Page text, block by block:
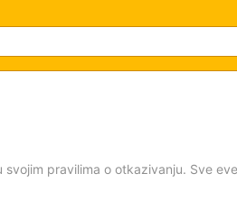
pravilima o otkazivanju. Sve